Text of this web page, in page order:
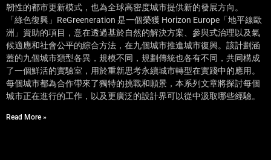
韌性的都市更新模式，也為全球高密度城市提供新的發展方向。
「綠色復興」ReGreeneration 是一個榮獲 Horizon Europe「地平線歐
洲」資助的項目，意在透過基於自然的解決方案、參與式治理以及氣
候適應和社會公平的綜合方法，在九個城市推進城市復興。該計劃涵
蓋的九個城市類型各異，規模不同，規劃傳統也各有不同，共同構成
了一個鮮活的實驗室，用於重新思考永續城市轉型在實踐中的應用。
每個城市都為合作帶來了獨特的挑戰和願景，本系列文章將探討每個
城市正在進行的工作，以及更廣泛的設計界可以從中汲取哪些經驗。
Read More »